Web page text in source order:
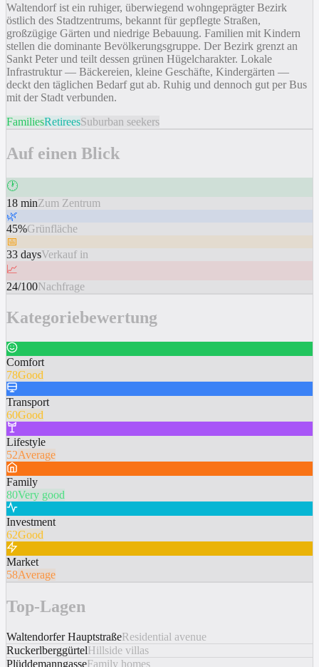
Waltendorf ist ein ruhiger, überwiegend wohngeprägter Bezirk
östlich des Stadtzentrums, bekannt für gepflegte Straßen,
großzügige Gärten und niedrige Bebauung. Familien mit Kindern
stellen die dominante Bevölkerungsgruppe. Der Bezirk grenzt an
Sankt Peter und teilt dessen grünen Hügelcharakter. Lokale
Infrastruktur — Bäckereien, kleine Geschäfte, Kindergärten —
deckt den täglichen Bedarf gut ab. Ruhig und dennoch gut per Bus
mit der Stadt verbunden.
FamiliesRetireesSuburban seekers
Auf einen Blick
🕐
18 minZum Zentrum
🌿
45%Grünfläche
📅
33 daysVerkauf in
📈
24/100Nachfrage
Kategoriebewertung
Comfort
78Good
Transport
60Good
Lifestyle
52Average
Family
80Very good
Investment
62Good
Market
58Average
Top-Lagen
Waltendorfer HauptstraßeResidential avenue
RuckerlberggürtelHillside villas
PlüddemanngasseFamily homes